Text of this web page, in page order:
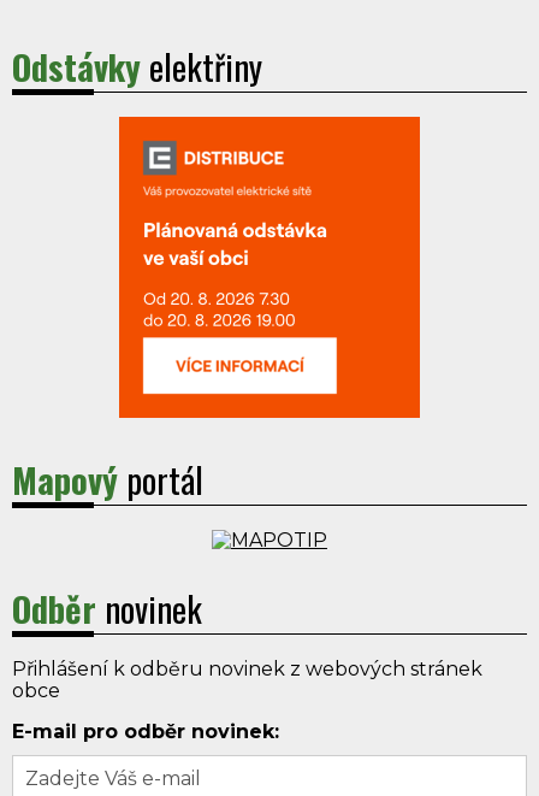
Odstávkyelektřiny
Mapový portál
Odběr novinek
Přihlášení k odběru novinek z webových stránek
obce
E-mail pro odběr novinek: